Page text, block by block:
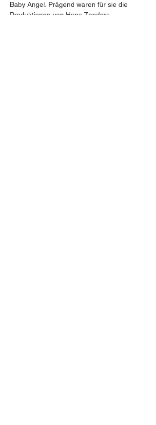
Baby Angel. Prägend waren für sie die
Produktionen von Hans Zenders